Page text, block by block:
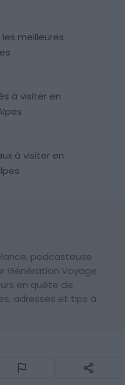
les meilleures
à visiter en
à visiter en
podcasteuse
Génération Voyage.
en quête de
adresses et tips à